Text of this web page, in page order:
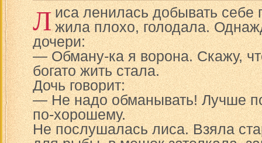
Лиса ленилась добывать себе
жила плохо, голодала.
дочери:
— Обману-ка я ворона. Скажу,
богато жить стала.
Дочь говорит:
— Не надо обманывать! Лучше
по-хорошему.
Не послушалась лиса. Взяла